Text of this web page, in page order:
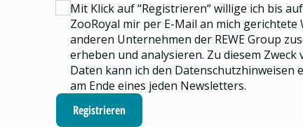
Mit Klick auf “Registrieren“ willige ich bis
ZooRoyal mir per E-Mail an mich
anderen Unternehmen der REWE Group
erheben und analysieren. Zu diesem
Daten kann ich den Datenschutzhinweisen
am Ende eines jeden Newsletters.
Registrieren